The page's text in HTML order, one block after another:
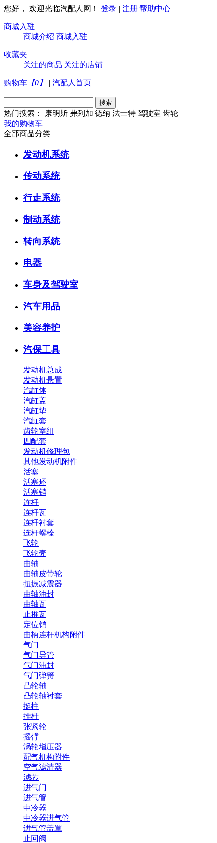
您好， 欢迎光临汽配人网！ 登录 | 注册 帮助中心
商城入驻
商城介绍 商城入驻
收藏夹
关注的商品 关注的店铺
购物车 【0 】 | 汽配人首页
热门搜索： 康明斯 弗列加 德纳 法士特 驾驶室 齿轮
我的购物车
全部商品分类
发动机系统
传动系统
行走系统
制动系统
转向系统
电器
车身及驾驶室
汽车用品
美容养护
汽保工具
发动机总成
发动机悬置
汽缸体
汽缸盖
汽缸垫
汽缸套
齿轮室组
四配套
发动机修理包
其他发动机附件
活塞
活塞环
活塞销
连杆
连杆瓦
连杆衬套
连杆螺栓
飞轮
飞轮壳
曲轴
曲轴皮带轮
扭振减震器
曲轴油封
曲轴瓦
止推瓦
定位销
曲柄连杆机构附件
气门
气门导管
气门油封
气门弹簧
凸轮轴
凸轮轴衬套
挺柱
推杆
张紧轮
摇臂
涡轮增压器
配气机构附件
空气滤清器
滤芯
进气门
进气管
中冷器
中冷器进气管
进气管盖罩
止回阀